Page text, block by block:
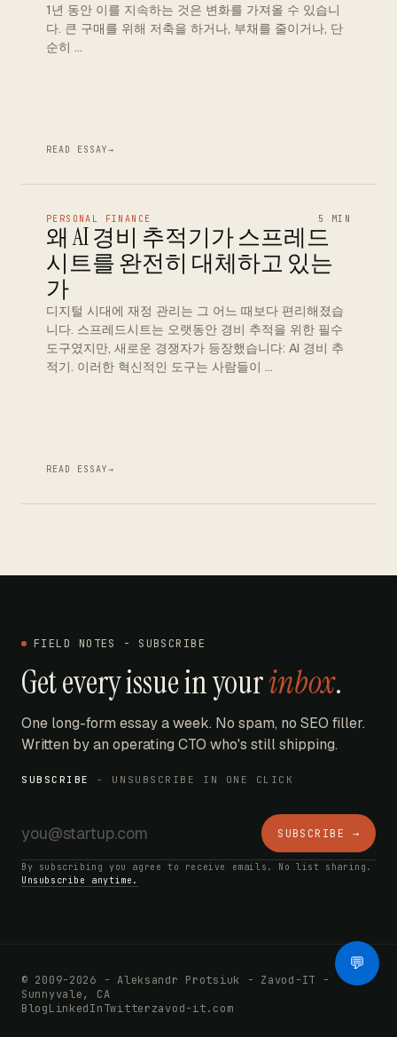
1년 동안 이를 지속하는 것은 변화를 가져올 수 있습니
다. 큰 구매를 위해 저축을 하거나, 부채를 줄이거나, 단
순히 …
READ ESSAY→
PERSONAL FINANCE 5 MIN
왜 AI 경비 추적기가 스프레드
시트를 완전히 대체하고 있는
가
디지털 시대에 재정 관리는 그 어느 때보다 편리해졌습
니다. 스프레드시트는 오랫동안 경비 추적을 위한 필수
도구였지만, 새로운 경쟁자가 등장했습니다: AI 경비 추
적기. 이러한 혁신적인 도구는 사람들이 …
READ ESSAY→
FIELD NOTES - SUBSCRIBE
Get every issue in yourinbox.
One long-form essay a week. No spam, no SEO filler.
Written by an operating CTO who's still shipping.
SUBSCRIBE - UNSUBSCRIBE IN ONE CLICK
SUBSCRIBE →
By subscribing you agree to receive emails. No list sharing.
Unsubscribe anytime.
© 2009-2026 - Aleksandr Protsiuk - Zavod-IT -
Sunnyvale, CA
BlogLinkedInTwitterzavod-it.com
💬